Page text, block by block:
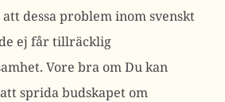
dessa problem inom svenskt
ej får tillräcklig
Vore bra om Du kan
sprida budskapet om